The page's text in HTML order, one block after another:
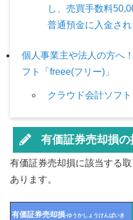
し、売買手数料
普通預金に入金され
個人事業主や法人の方へ
フト「freee(フリー)」
クラウド会計ソフ
有価証券売却損の
有価証券売却損に該当する
あります。
有価証券売却損-ゆうかしょうけんばいき